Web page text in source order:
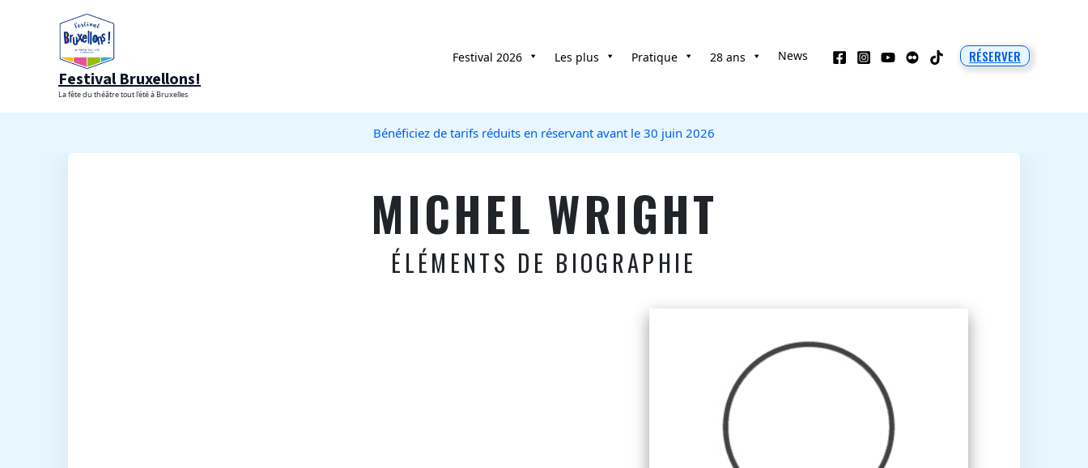
Festival Bruxellons!
La fête du théâtre tout l'été à Bruxelles
Festival 2026 Les plus Pratique 28 ans News RÉSERVER
Bénéficiez de tarifs réduits en réservant avant le 30 juin 2026
MICHEL WRIGHT
ÉLÉMENTS DE BIOGRAPHIE